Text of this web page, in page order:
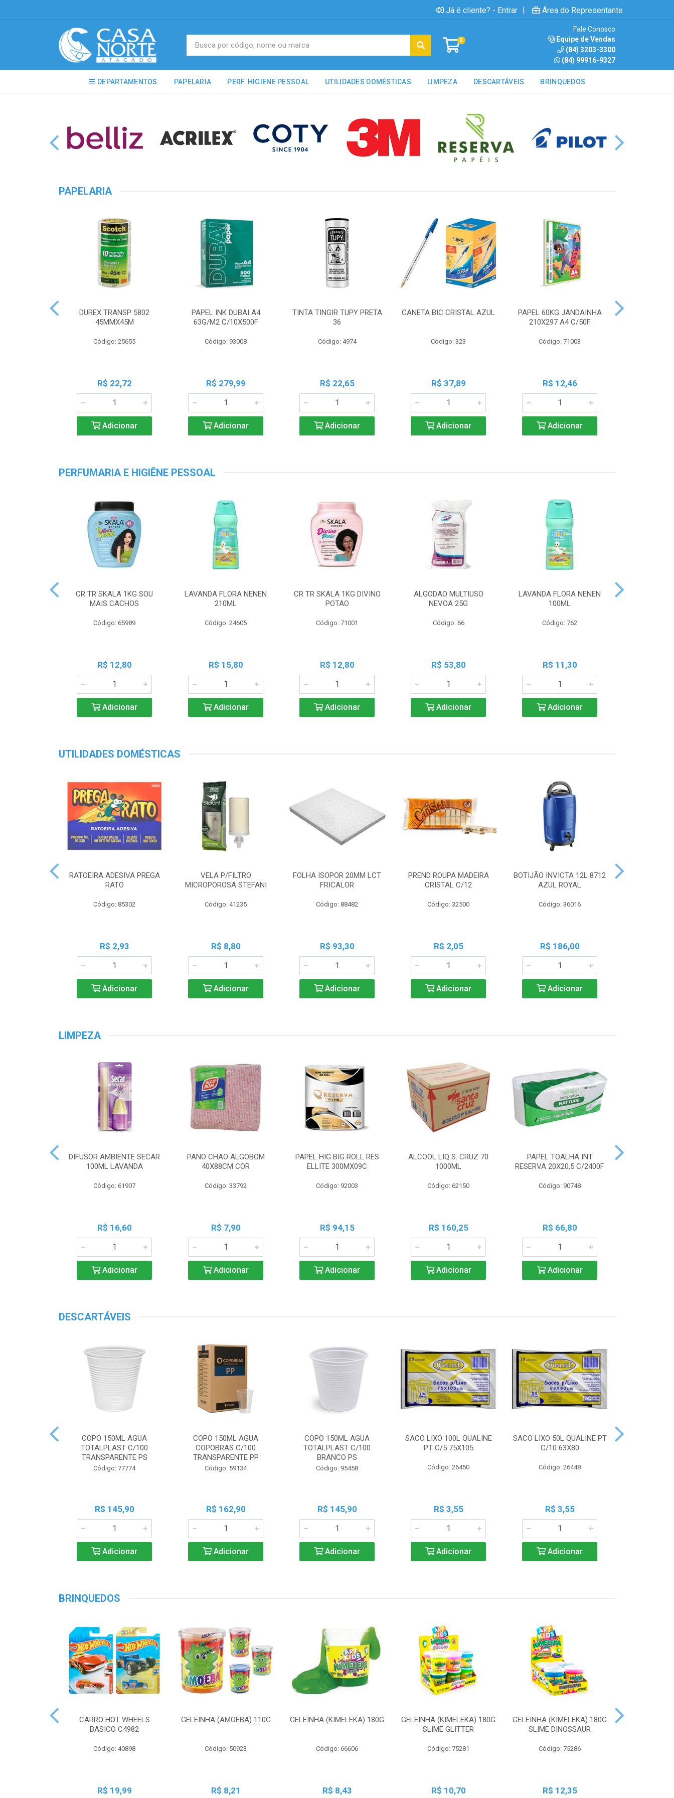
Já é cliente? - Entrar | Área do Representante
0
Fale Conosco
Equipe de Vendas
(84) 3203-3300
(84) 99916-9327
DEPARTAMENTOS PAPELARIA PERF. HIGIENE PESSOAL UTILIDADES DOMÉSTICAS LIMPEZA DESCARTÁVEIS BRINQUEDOS
PAPELARIA
DUREX TRANSP 5802
45MMX45M
Código: 25655
R$ 22,72
Adicionar
PAPEL INK DUBAI A4
63G/M2 C/10X500F
Código: 93008
R$ 279,99
Adicionar
TINTA TINGIR TUPY PRETA
36
Código: 4974
R$ 22,65
Adicionar
CANETA BIC CRISTAL AZUL
Código: 323
R$ 37,89
Adicionar
PAPEL 60KG JANDAINHA
210X297 A4 C/50F
Código: 71003
R$ 12,46
Adicionar
PERFUMARIA E HIGIÊNE PESSOAL
CR TR SKALA 1KG SOU
MAIS CACHOS
Código: 65989
R$ 12,80
Adicionar
LAVANDA FLORA NENEN
210ML
Código: 24605
R$ 15,80
Adicionar
CR TR SKALA 1KG DIVINO
POTAO
Código: 71001
R$ 12,80
Adicionar
ALGODAO MULTIUSO
NEVOA 25G
Código: 66
R$ 53,80
Adicionar
LAVANDA FLORA NENEN
100ML
Código: 762
R$ 11,30
Adicionar
UTILIDADES DOMÉSTICAS
RATOEIRA ADESIVA PREGA
RATO
Código: 85302
R$ 2,93
Adicionar
VELA P/FILTRO
MICROPOROSA STEFANI
Código: 41235
R$ 8,80
Adicionar
FOLHA ISOPOR 20MM LCT
FRICALOR
Código: 88482
R$ 93,30
Adicionar
PREND ROUPA MADEIRA
CRISTAL C/12
Código: 32500
R$ 2,05
Adicionar
BOTIJÃO INVICTA 12L 8712
AZUL ROYAL
Código: 36016
R$ 186,00
Adicionar
LIMPEZA
DIFUSOR AMBIENTE SECAR
100ML LAVANDA
Código: 61907
R$ 16,60
Adicionar
PANO CHAO ALGOBOM
40X88CM COR
Código: 33792
R$ 7,90
Adicionar
PAPEL HIG BIG ROLL RES
ELLITE 300MX09C
Código: 92003
R$ 94,15
Adicionar
ALCOOL LIQ S. CRUZ 70
1000ML
Código: 62150
R$ 160,25
Adicionar
PAPEL TOALHA INT
RESERVA 20X20,5 C/2400F
Código: 90748
R$ 66,80
Adicionar
DESCARTÁVEIS
COPO 150ML AGUA
TOTALPLAST C/100
TRANSPARENTE PS
Código: 77774
R$ 145,90
Adicionar
COPO 150ML AGUA
COPOBRAS C/100
TRANSPARENTE PP
Código: 59134
R$ 162,90
Adicionar
COPO 150ML AGUA
TOTALPLAST C/100
BRANCO PS
Código: 95458
R$ 145,90
Adicionar
SACO LIXO 100L QUALINE
PT C/5 75X105
Código: 26450
R$ 3,55
Adicionar
SACO LIXO 50L QUALINE PT
C/10 63X80
Código: 26448
R$ 3,55
Adicionar
BRINQUEDOS
CARRO HOT WHEELS
BASICO C4982
Código: 40898
R$ 19,99
GELEINHA (AMOEBA) 110G
Código: 50923
R$ 8,21
GELEINHA (KIMELEKA) 180G
Código: 66606
R$ 8,43
GELEINHA (KIMELEKA) 180G
SLIME GLITTER
Código: 75281
R$ 10,70
GELEINHA (KIMELEKA) 180G
SLIME DINOSSAUR
Código: 75286
R$ 12,35